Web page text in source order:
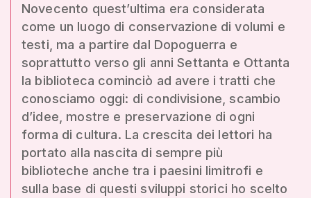
Novecento quest’ultima era considerata
come un luogo di conservazione di volumi e
testi, ma a partire dal Dopoguerra e
soprattutto verso gli anni Settanta e Ottanta
la biblioteca cominciò ad avere i tratti che
conosciamo oggi: di condivisione, scambio
d’idee, mostre e preservazione di ogni
forma di cultura. La crescita dei lettori ha
portato alla nascita di sempre più
biblioteche anche tra i paesini limitrofi e
sulla base di questi sviluppi storici ho scelto